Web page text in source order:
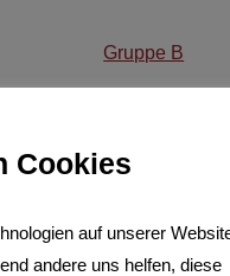
Gruppe B
Cookies
auf unserer
andere uns helfen, diese